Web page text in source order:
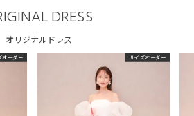
DRESS
オリジナルドレス
オーダー サイズオーダー